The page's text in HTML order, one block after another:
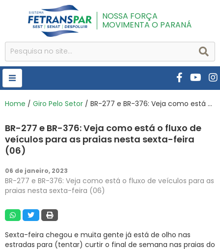
NOSSA FORÇA
MOVIMENTA O PARANÁ
HOME
PUBLICAÇÕES
CURSOS E EVENTOS
SEST SENAT
DESPOLUIR
AR INSTITUTO
RNTRC
Home / Giro Pelo Setor / BR-277 e BR-376: Veja como está o fluxo de veículos para as praias nesta sexta-feira (06)
BR-277 e BR-376: Veja como está o fluxo de
veículos para as praias nesta sexta-feira
(06)
06 de janeiro, 2023
BR-277 e BR-376: Veja como está o fluxo de veículos para as
praias nesta sexta-feira (06)
Sexta-feira chegou e muita gente já está de olho nas
estradas para (tentar) curtir o final de semana nas praias do